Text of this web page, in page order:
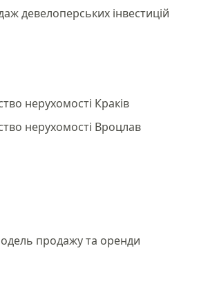
девелоперських інвестицій
нерухомості Краків
нерухомості Вроцлав
продажу та оренди